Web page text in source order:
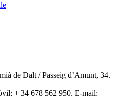
de Dalt / Passeig d’Amunt, 34.
+ 34 678 562 950. E-mail: